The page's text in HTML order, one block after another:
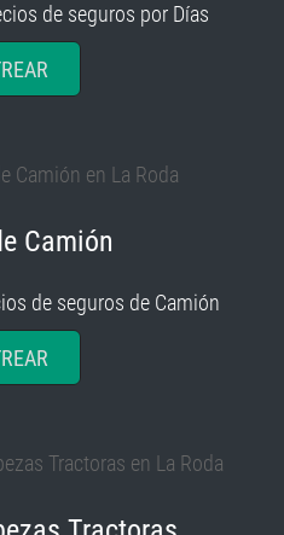
de seguros por Días
Camión
de seguros de Camión